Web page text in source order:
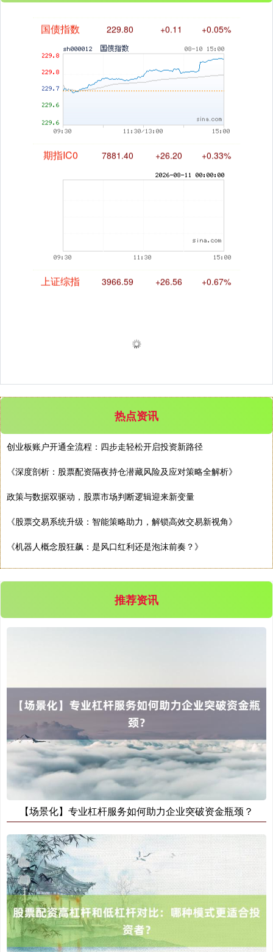
国债指数 +0.05%
深证成指 14316.96 +5.95
沪深300 4702.02 +7.59 +0.16%
北证50 1122.88 -11.37 -1.00%
创业板指 3537.21 -25.90 -0.73%
基金指数 7247.38 +5.28 +0.07%
热点资讯
创业板账户开通全流程：四步走轻松开启投资新路径
《深度剖析：股票配资隔夜持仓潜藏风险及应对策略全解析》
政策与数据双驱动，股票市场判断逻辑迎来新变量
《股票交易系统升级：智能策略助力，解锁高效交易新视角》
《机器人概念股狂飙：是风口红利还是泡沫前奏？》
推荐资讯
【场景化】专业杠杆服务如何助力企业突破资金瓶颈？